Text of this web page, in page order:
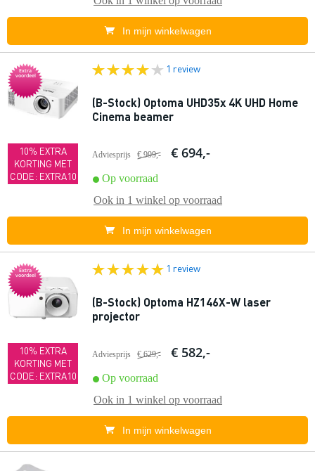
In mijn winkelwagen
Extra
voordeel
10% EXTRA
KORTING MET
CODE: EXTRA10
1 review
(B-Stock) Optoma UHD35x 4K UHD Home
Cinema beamer
Adviesprijs € 999,- € 694,-
Op voorraad
Ook in 1 winkel op voorraad
In mijn winkelwagen
Extra
voordeel
10% EXTRA
KORTING MET
CODE: EXTRA10
1 review
(B-Stock) Optoma HZ146X-W laser
projector
Adviesprijs € 629,- € 582,-
Op voorraad
Ook in 1 winkel op voorraad
In mijn winkelwagen